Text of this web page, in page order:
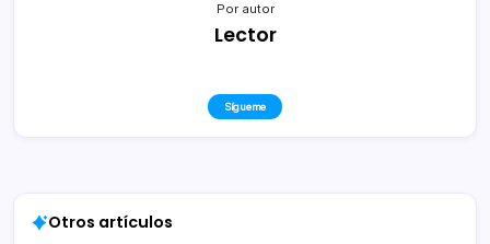
Por autor
Lector
Sígueme
Otros artículos